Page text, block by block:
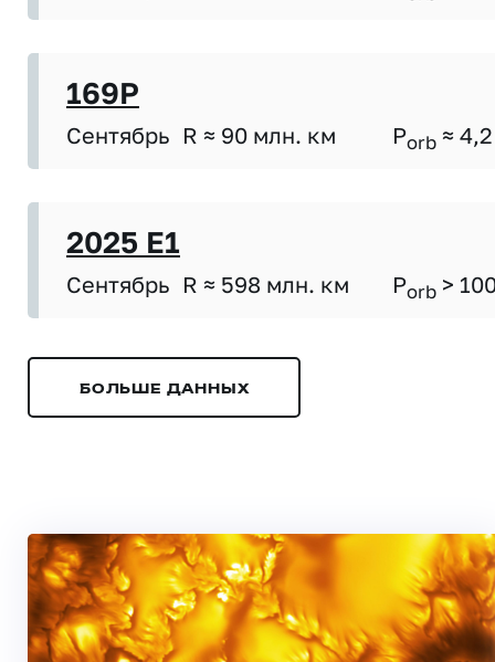
169P
Сентябрь R ≈ 90 млн. км Porb ≈ 4,2
2025 E1
Сентябрь R ≈ 598 млн. км Porb >
БОЛЬШЕ ДАННЫХ